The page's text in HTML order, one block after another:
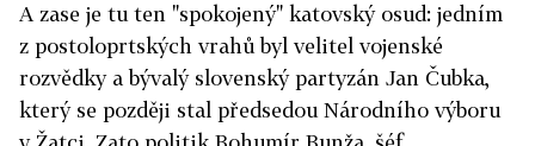
A zase je tu ten "spokojený" katovský osud: jedním
z postoloprtských vrahů byl velitel vojenské
rozvědky a bývalý slovenský partyzán Jan Čubka,
který se později stal předsedou Národního výboru